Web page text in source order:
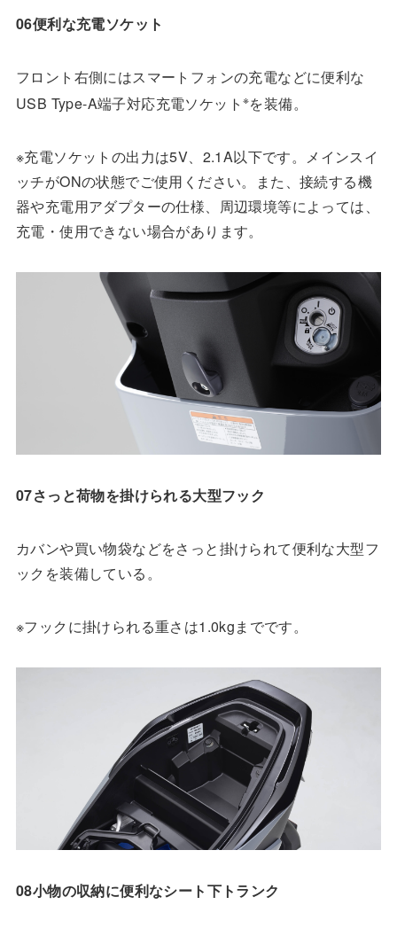
06便利な充電ソケット
フロント右側にはスマートフォンの充電などに便利な
USB Type-A端子対応充電ソケット ※を装備。
※充電ソケットの出力は5V、2.1A以下です。メインスイ
ッチがONの状態でご使用ください。また、接続する機
器や充電用アダプターの仕様、周辺環境等によっては、
充電・使用できない場合があります。
07さっと荷物を掛けられる大型フック
カバンや買い物袋などをさっと掛けられて便利な大型フ
ックを装備している。
※フックに掛けられる重さは1.0kgまでです。
08小物の収納に便利なシート下トランク